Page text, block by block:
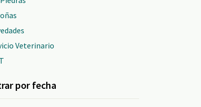
Veterinario
por fecha